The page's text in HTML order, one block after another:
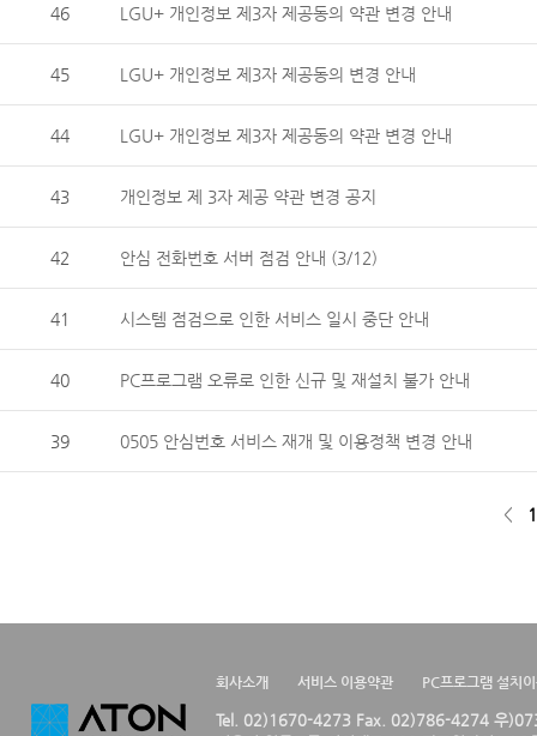
46 LGU+ 개인정보 제3자 제공동의 약관 변경 안내
45 LGU+ 개인정보 제3자 제공동의 변경 안내
44 LGU+ 개인정보 제3자 제공동의 약관 변경 안내
43 개인정보 제 3자 제공 약관 변경 공지
42 안심 전화번호 서버 점검 안내 (3/12)
41 시스템 점검으로 인한 서비스 일시 중단 안내
40 PC프로그램 오류로 인한 신규 및 재설치 불가 안내
39 0505 안심번호 서비스 재개 및 이용정책 변경 안내
< 1
회사소개 서비스 이용약관 PC프로그램 설치
Tel. 02)1670-4273 Fax. 02)786-4274 우